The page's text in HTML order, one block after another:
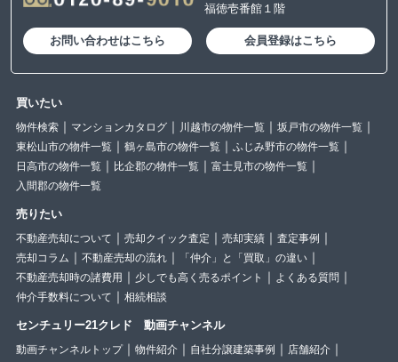
福徳壱番館１階
お問い合わせはこちら 会員登録はこちら
買いたい
物件検索 マンションカタログ 川越市の物件一覧
坂戸市の物件一覧
東松山市の物件一覧
鶴ヶ島市の物件一覧
ふじみ野市の物件一覧
日高市の物件一覧
比企郡の物件一覧
富士見市の物件一覧
入間郡の物件一覧
売りたい
不動産売却について 売却クイック査定 売却実績
査定事例
売却コラム
不動産売却の流れ
「仲介」と「買取」の違い
不動産売却時の諸費用
少しでも高く売るポイント
よくある質問
仲介手数料について
相続相談
センチュリー21クレド 動画チャンネル
動画チャンネルトップ 物件紹介 自社分譲建築事例
店舗紹介